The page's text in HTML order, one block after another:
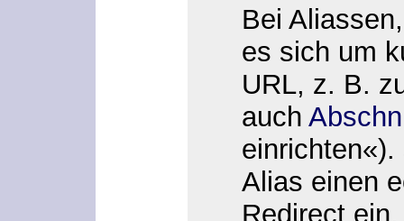
Bei
es sich um
URL, z. B.
auch
einrichten«).
Alias einen
Redirect